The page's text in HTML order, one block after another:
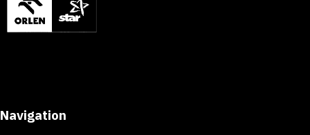
Navigation